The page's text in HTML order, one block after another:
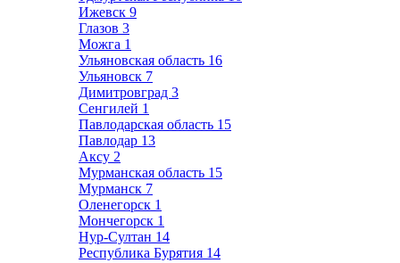
Ижевск 9
Глазов 3
Можга 1
Ульяновская область 16
Ульяновск 7
Димитровград 3
Сенгилей 1
Павлодарская область 15
Павлодар 13
Аксу 2
Мурманская область 15
Мурманск 7
Оленегорск 1
Мончегорск 1
Нур-Султан 14
Республика Бурятия 14